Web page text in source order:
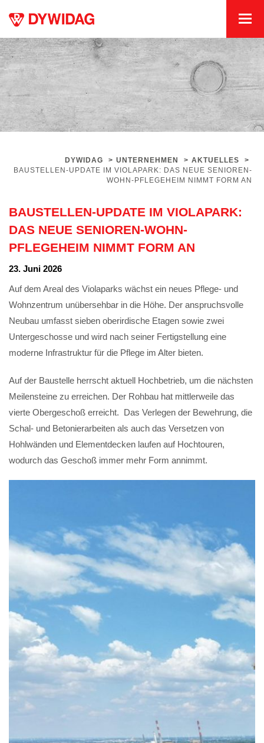
DYWIDAG > UNTERNEHMEN > AKTUELLES
>
BAUSTELLEN-UPDATE IM VIOLAPARK: DAS NEUE SENIOREN-
WOHN-PFLEGEHEIM NIMMT FORM AN
BAUSTELLEN-UPDATE IM VIOLAPARK:
DAS NEUE SENIOREN-WOHN-
PFLEGEHEIM NIMMT FORM AN
23. Juni 2026
Auf dem Areal des Violaparks wächst ein neues Pflege- und
Wohnzentrum unübersehbar in die Höhe. Der anspruchsvolle
Neubau umfasst sieben oberirdische Etagen sowie zwei
Untergeschosse und wird nach seiner Fertigstellung eine
moderne Infrastruktur für die Pflege im Alter bieten.
Auf der Baustelle herrscht aktuell Hochbetrieb, um die nächsten
Meilensteine zu erreichen. Der Rohbau hat mittlerweile das
vierte Obergeschoß erreicht. Das Verlegen der Bewehrung, die
Schal- und Betonierarbeiten als auch das Versetzen von
Hohlwänden und Elementdecken laufen auf Hochtouren,
wodurch das Geschoß immer mehr Form annimmt.